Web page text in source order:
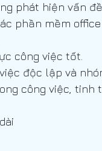
phát hiện vấn
phần mềm
công việc tốt.
độc lập và
công việc, tinh